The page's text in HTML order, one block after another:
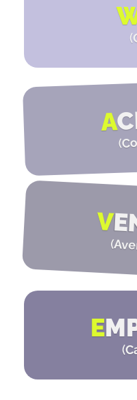
(
A
(
V
(
E
(